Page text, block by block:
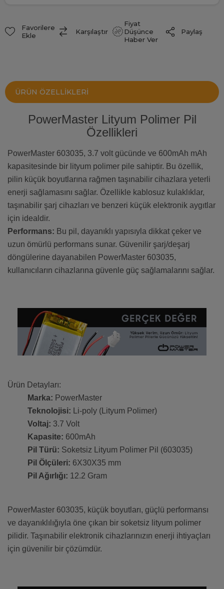
Favorilere
Ekle
Karşılaştır
Fiyat
Düşünce
Haber Ver
Paylaş
ÜRÜN ÖZELLIKLERI
PowerMaster Lityum Polimer Pil
Özellikleri
PowerMaster 603035, 3.7 volt gücünde ve 600mAh mAh
kapasitesinde bir lityum polimer pile sahiptir. Bu özellik,
pilin küçük boyutlarına rağmen taşınabilir cihazlara yeterli
enerji sağlamasını sağlar. Özellikle kablosuz kulaklıklar,
taşınabilir şarj cihazları ve benzeri küçük elektronik aygıtlar
için idealdir.
Performans: Bu pil, dayanıklı yapısıyla dikkat çeker ve
uzun ömürlü performans sunar. Güvenilir şarj/deşarj
döngülerine dayanabilen PowerMaster 603035,
kullanıcıların cihazlarına güvenle güç sağlamalarını sağlar.
Ürün Detayları:
Marka: PowerMaster
Teknolojisi: Li-poly (Lityum Polimer)
Voltaj: 3.7 Volt
Kapasite: 600mAh
Pil Türü: Soketsiz Lityum Polimer Pil (603035)
Pil Ölçüleri: 6X30X35 mm
Pil Ağırlığı: 12.2 Gram
PowerMaster 603035, küçük boyutları, güçlü performansı
ve dayanıklılığıyla öne çıkan bir soketsiz lityum polimer
pilidir. Taşınabilir elektronik cihazlarınızın enerji ihtiyaçları
için güvenilir bir çözümdür.